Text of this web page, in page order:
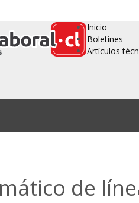
Inicio
Boletines
Artículos
de